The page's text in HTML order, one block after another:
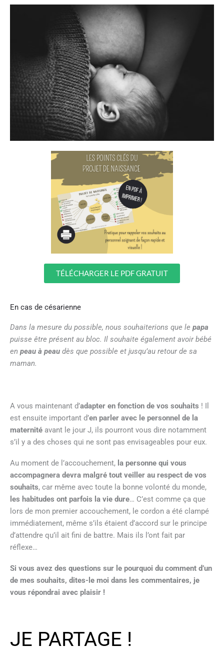
TÉLÉCHARGER LE PDF GRATUIT
En cas de césarienne
Dans la mesure du possible, nous souhaiterions que le papa
puisse être présent au bloc. Il souhaite également avoir bébé
en peau à peau dès que possible et jusqu’au retour de sa
maman.
A vous maintenant d’adapter en fonction de vos souhaits ! Il
est ensuite important d’en parler avec le personnel de la
maternité avant le jour J, ils pourront vous dire notamment
s’il y a des choses qui ne sont pas envisageables pour eux.
Au moment de l’accouchement, la personne qui vous
accompagnera devra malgré tout veiller au respect de vos
souhaits, car même avec toute la bonne volonté du monde,
les habitudes ont parfois la vie dure… C’est comme ça que
lors de mon premier accouchement, le cordon a été clampé
immédiatement, même s’ils étaient d’accord sur le principe
d’attendre qu’il ait fini de battre. Mais ils l’ont fait par
réflexe…
Si vous avez des questions sur le pourquoi du comment d’un
de mes souhaits, dites-le moi dans les commentaires, je
vous répondrai avec plaisir !
JE PARTAGE !